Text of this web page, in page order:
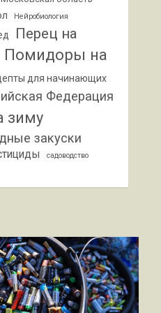
Нейробиология
Перец на
Помидоры на
для начинающих
Федерация
зиму
закуски
садоводство